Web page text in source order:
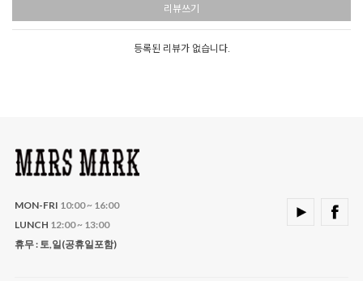
리뷰쓰기
등록된 리뷰가 없습니다.
MON-FRI 10:00 ~ 16:00
LUNCH 12:00 ~ 13:00
휴무 : 토,일(공휴일포함)